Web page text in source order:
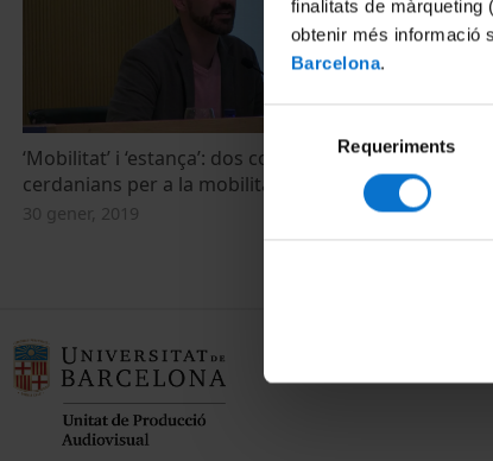
finalitats de màrqueting
obtenir més informació
Barcelona.
Selecció
consentiment
Requeriments
‘Mobilitat’ i ‘estança’: dos conceptes
cerdanians per a la mobilitat del segle XXI
30 gener, 2019